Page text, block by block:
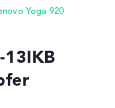
Yoga 920
13IKB